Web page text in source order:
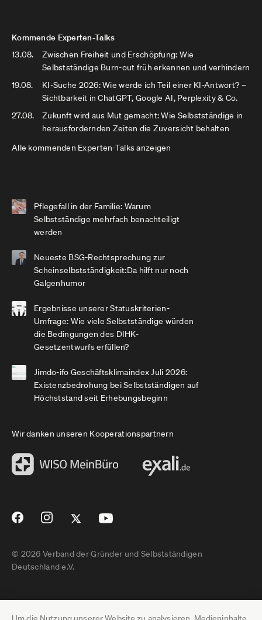
Kommende Experten-Talks
13.08.
Zwischen Freiheit und Erschöpfung: Wie
Selbstständige Burn-out früh erkennen und verhindern
19.08.
KI-Suche 2026: Wie werde ich Teil einer KI-Antwort? –
Sichtbarkeit in ChatGPT, Google AI, Perplexity & Co.
27.08.
Zukunft wird aus Mut gemacht: Wie Selbstständige in
herausfordernden Zeiten die Zuversicht behalten
Alle kommenden Experten-Talks anzeigen
Pflegefall in der Familie: Warum
Selbstständige mehrfach benachteiligt
werden
Neueste BSG-Rechtsprechung zur
Scheinselbstständigkeit:Da hilft nur noch
Galgenhumor
Ergebnisse unserer Statuskriterien-
Umfrage: Wie viele Selbstständige würden
die Bedingungen des DIHK-
Gesetzentwurfs erfüllen?
Jimdo-ifo Geschäftsklimaindex Juli 2026:
Existenzbedrohung bei Selbstständigen auf
Höchststand seit Erhebungsbeginn
Wir danken unseren Kooperationspartnern
© 2026 Verband der Gründer und Selbstständigen
Deutschland e.V.
Impressum